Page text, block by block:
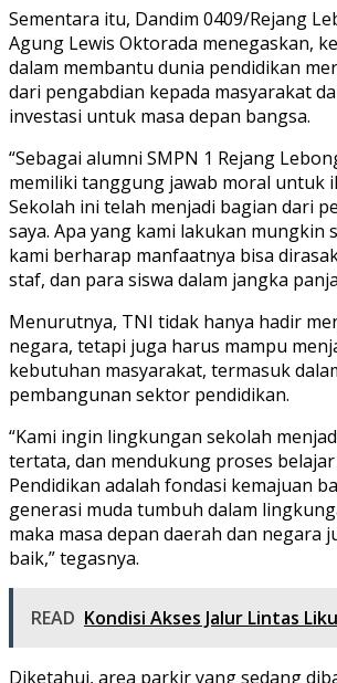
Sementara itu, Dandim 0409/Rejang
Agung Lewis Oktorada menegaskan,
dalam membantu dunia pendidikan
dari pengabdian kepada masyarakat
investasi untuk masa depan bangsa.
“Sebagai alumni SMPN 1 Rejang
memiliki tanggung jawab moral untuk
Sekolah ini telah menjadi bagian dari
saya. Apa yang kami lakukan mungkin
kami berharap manfaatnya bisa
staf, dan para siswa dalam jangka
Menurutnya, TNI tidak hanya hadir
negara, tetapi juga harus mampu
kebutuhan masyarakat, termasuk
pembangunan sektor pendidikan.
“Kami ingin lingkungan sekolah
tertata, dan mendukung proses
Pendidikan adalah fondasi kemajuan
generasi muda tumbuh dalam
maka masa depan daerah dan negara
baik,” tegasnya.
READ Kondisi Akses Jalur Lintas
Diketahui, area parkir yang sedang